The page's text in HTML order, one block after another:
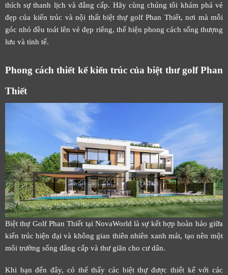
thích sự thanh lịch và đẳng cấp. Hãy cùng chúng tôi khám phá vẻ
đẹp của kiến trúc và nội thất biệt thự golf Phan Thiết, nơi mà mỗi
góc nhỏ đều toát lên vẻ đẹp riêng, thể hiện phong cách sống thượng
lưu và tinh tế.
Phong cách thiết kế kiến trúc của biệt thư golf Phan
Thiết
Biệt thự Golf Phan Thiết tại NovaWorld là sự kết hợp hoàn hảo giữa
kiến trúc hiện đại và không gian thiên nhiên xanh mát, tạo nên một
môi trường sống đẳng cấp và thư giãn cho cư dân.
Khi bạn đến đây, có thể thấy các biệt thự được thiết kế với các